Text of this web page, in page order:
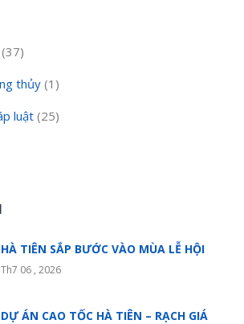
(37)
thủy (1)
luật (25)
HÀ TIÊN SẮP BƯỚC VÀO MÙA LỄ HỘI
Th7 06 , 2026
DỰ ÁN CAO TỐC HÀ TIÊN – RẠCH GIÁ